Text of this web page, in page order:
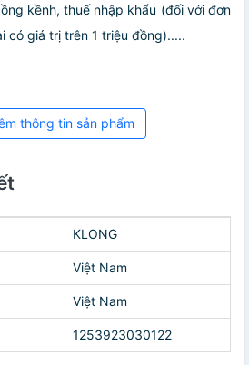
kềnh, thuế nhập khẩu (đối với đơn
có giá trị trên 1 triệu đồng).....
thông tin sản phẩm
KLONG
Việt Nam
Việt Nam
1253923030122